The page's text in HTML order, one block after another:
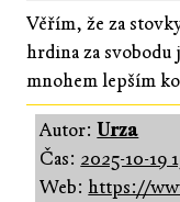
Věřím, že za
hrdina za svobodu
mnohem lepším
Autor:Urza
Čas: 2025-10-19
Web:https://